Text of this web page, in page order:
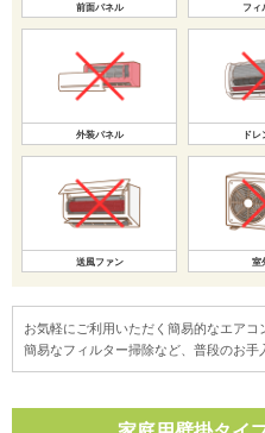
前面パネル フィ
外装パネル ドレ
送風ファン 室
お気軽にご利用いただく簡易的なエアコ
簡易なフィルター掃除など、普段のお手